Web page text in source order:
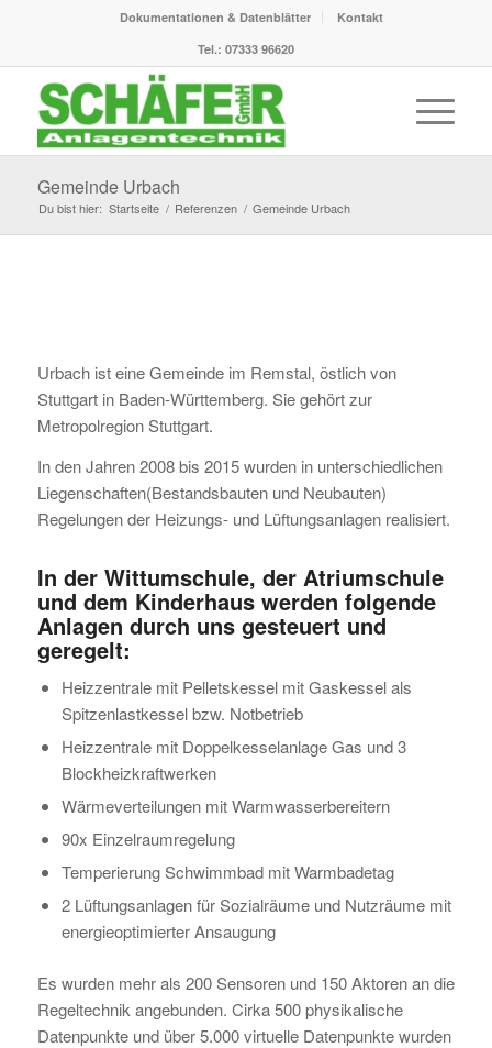
Dokumentationen & Datenblätter
Kontakt
Tel.: 07333 96620
Gemeinde Urbach
Du bist hier: Startseite / Referenzen / Gemeinde Urbach
Urbach ist eine Gemeinde im Remstal, östlich von
Stuttgart in Baden-Württemberg. Sie gehört zur
Metropolregion Stuttgart.
In den Jahren 2008 bis 2015 wurden in unterschiedlichen
Liegenschaften(Bestandsbauten und Neubauten)
Regelungen der Heizungs- und Lüftungsanlagen realisiert.
In der Wittumschule, der Atriumschule
und dem Kinderhaus werden folgende
Anlagen durch uns gesteuert und
geregelt:
Heizzentrale mit Pelletskessel mit Gaskessel als
Spitzenlastkessel bzw. Notbetrieb
Heizzentrale mit Doppelkesselanlage Gas und 3
Blockheizkraftwerken
Wärmeverteilungen mit Warmwasserbereitern
90x Einzelraumregelung
Temperierung Schwimmbad mit Warmbadetag
2 Lüftungsanlagen für Sozialräume und Nutzräume mit
energieoptimierter Ansaugung
Es wurden mehr als 200 Sensoren und 150 Aktoren an die
Regeltechnik angebunden. Cirka 500 physikalische
Datenpunkte und über 5.000 virtuelle Datenpunkte wurden